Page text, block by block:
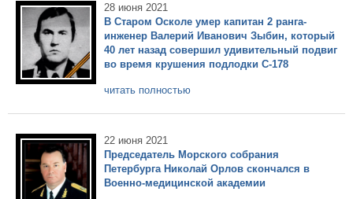
28 июня 2021
В Старом Осколе умер капитан 2 ранга-
инженер Валерий Иванович Зыбин, который
40 лет назад совершил удивительный подвиг
во время крушения подлодки С-178
читать полностью
22 июня 2021
Председатель Морского собрания
Петербурга Николай Орлов скончался в
Военно-медицинской академии